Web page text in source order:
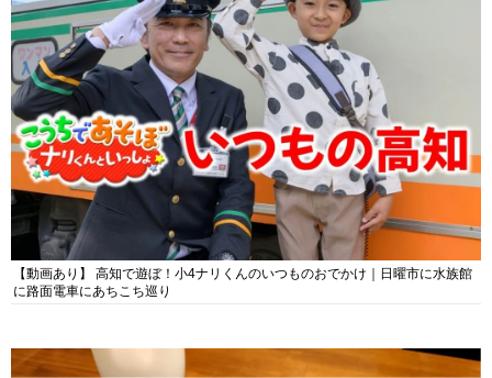
【動画あり】 高知で遊ぼ！小4ナリくんのいつものおでかけ｜日曜市に水族館
に路面電車にあちこち巡り